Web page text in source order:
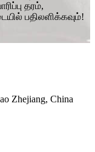
தரம்,
பதிலளிக்கவும்!
Zhejiang, China